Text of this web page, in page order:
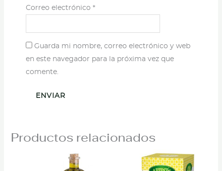
Correo electrónico *
Guarda mi nombre, correo electrónico y web
en este navegador para la próxima vez que
comente.
Productos relacionados